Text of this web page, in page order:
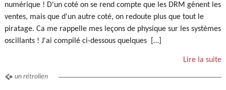
numérique ! D'un coté on se rend compte que les DRM gênent les
ventes, mais que d'un autre coté, on redoute plus que tout le
piratage. Ca me rappelle mes leçons de physique sur les systèmes
oscillants ! J'ai compilé ci-dessous quelques […]
Lire la suite
un rétrolien